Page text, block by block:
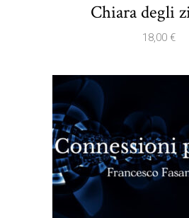
Chiara degli
18,00 €